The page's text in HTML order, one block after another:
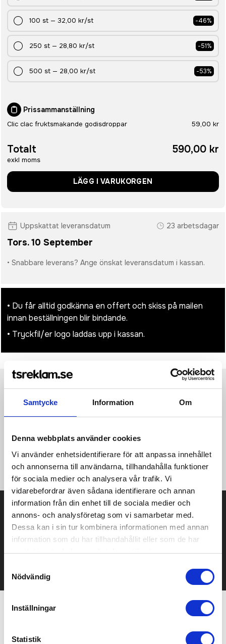
Samtycke Information Om
Denna webbplats använder cookies
Vi använder enhetsidentifierare för att anpassa innehållet
och annonserna till användarna, tillhandahålla funktioner
för sociala medier och analysera vår trafik. Vi
vidarebefordrar även sådana identifierare och annan
information från din enhet till de sociala medier och
annons- och analysföretag som vi samarbetar med.
Dessa kan i sin tur kombinera informationen med annan
information som du har tillhandahållit eller som de har
samlat in när du har använt deras tjänster.
Nödvändig
Inställningar
Statistik
100 st — 32,00 kr/st -46%
250 st — 28,80 kr/st -51%
500 st — 28,00 kr/st -53%
Prissammanställning
Clic clac fruktsmakande godisdroppar 59,00 kr
Totalt
exkl moms
590,00 kr
LÄGG I VARUKORGEN
Uppskattat leveransdatum 23 arbetsdagar
Tors. 10 September
• Snabbare leverans? Ange önskat leveransdatum i kassan.
• Du får alltid godkänna en offert och skiss på mailen
innan beställningen blir bindande.
• Tryckfil/er logo laddas upp i kassan.
extra stark mint, sockerfria mint, fruktdroppar, hjärtformad
jordgubbe, kanel, citron och mintgodis eller choklad. Kan
dekoreras med ett digitalt tryck i fullfärg på locket.
Prisuppgift på mailen?
Kontakta oss här för att få förslag på produkt och pris över
mailen.